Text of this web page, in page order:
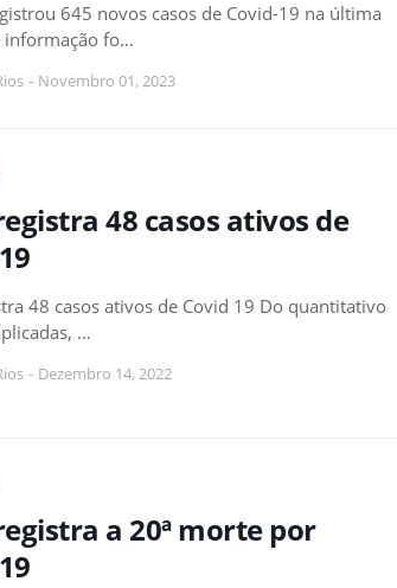
645 novos casos de Covid-19 na última
informação fo…
- Novembro 01, 2023
48 casos ativos de
48 casos ativos de Covid 19 Do quantitativo
…
- Dezembro 14, 2022
a 20ª morte por